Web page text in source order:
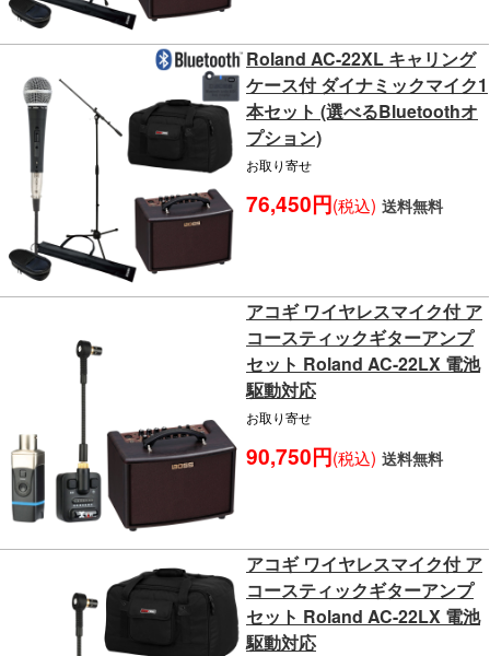
Roland AC-22XL キャリング
ケース付 ダイナミックマイク1
本セット (選べるBluetoothオ
プション)
お取り寄せ
76,450円(税込) 送料無料
アコギ ワイヤレスマイク付 ア
コースティックギターアンプ
セット Roland AC-22LX 電池
駆動対応
お取り寄せ
90,750円(税込) 送料無料
アコギ ワイヤレスマイク付 ア
コースティックギターアンプ
セット Roland AC-22LX 電池
駆動対応